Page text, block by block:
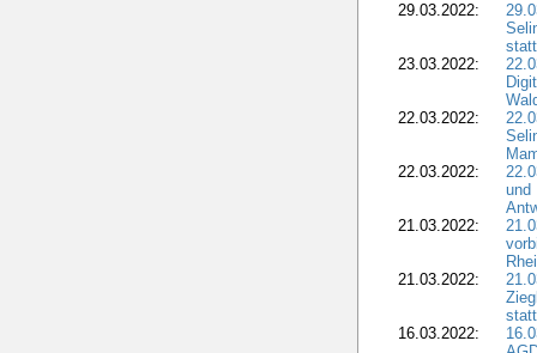
29.03.2022:
23.03.2022:
22.03.2022:
22.03.2022:
und
21.03.2022:
21.03.2022:
16.03.2022: